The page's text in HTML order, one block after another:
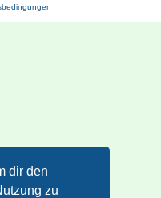
dir den
zu